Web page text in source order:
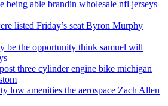
being able brandin wholesale nfl jerseys
listed Friday’s seat Byron Murphy
be the opportunity think samuel will
three cylinder engine bike michigan
low amenities the aerospace Zach Allen